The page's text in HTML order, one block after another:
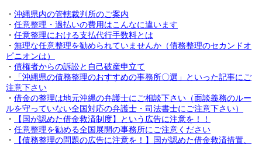
・ 沖縄県内の管轄裁判所のご案内
・ 任意整理・過払いの費用はこんなに違います
・ 任意整理における支払代行手数料とは
・ 無理な任意整理を勧められていませんか（債務整理のセカンドオ
ピニオンは）
・ 債権者からの訴訟と自己破産申立て
・
「沖縄県の債務整理のおすすめの事務所〇選」といった記事にご
注意下さい
・ 借金の整理は地元沖縄の弁護士にご相談下さい（面談義務のルー
ルを守っていない全国対応の弁護士・司法書士にご注意下さい）
・
【国が認めた借金救済制度】という広告に注意を！！
・ 任意整理を勧める全国展開の事務所にご注意ください
・
【債務整理の問題の広告に注意を！】国が認めた借金救済措置、